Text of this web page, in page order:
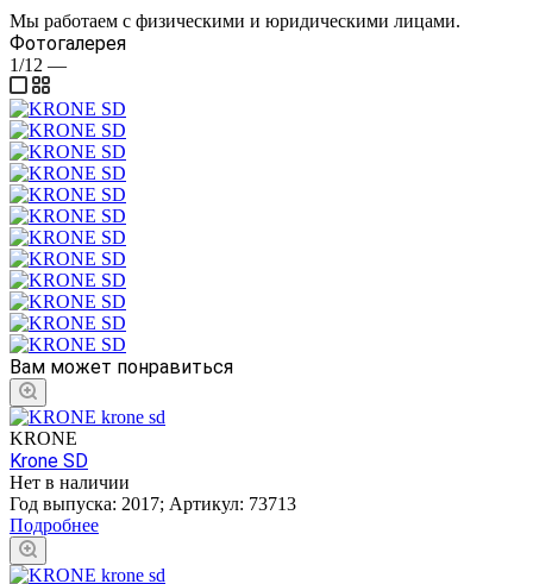
Мы работаем с физическими и юридическими лицами.
Фотогалерея
1/12 —
Вам может понравиться
KRONE
Krone SD
Нет в наличии
Год выпуска: 2017; Артикул: 73713
Подробнее